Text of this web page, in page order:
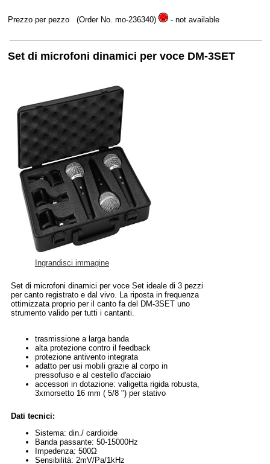
Prezzo per pezzo (Order No. mo-236340) - not available
Set di microfoni dinamici per voce DM-3SET
Ingrandisci immagine
Set di microfoni dinamici per voce Set ideale di 3 pezzi
per canto registrato e dal vivo. La riposta in frequenza
ottimizzata proprio per il canto fa del DM-3SET uno
strumento valido per tutti i cantanti.
trasmissione a larga banda
alta protezione contro il feedback
protezione antivento integrata
adatto per usi mobili grazie al corpo in
pressofuso e al cestello d'acciaio
accessori in dotazione: valigetta rigida robusta,
3xmorsetto 16 mm ( 5/8 ") per stativo
Dati tecnici:
Sistema: din./ cardioide
Banda passante: 50-15000Hz
Impedenza: 500Ω
Sensibilità: 2mV/Pa/1kHz